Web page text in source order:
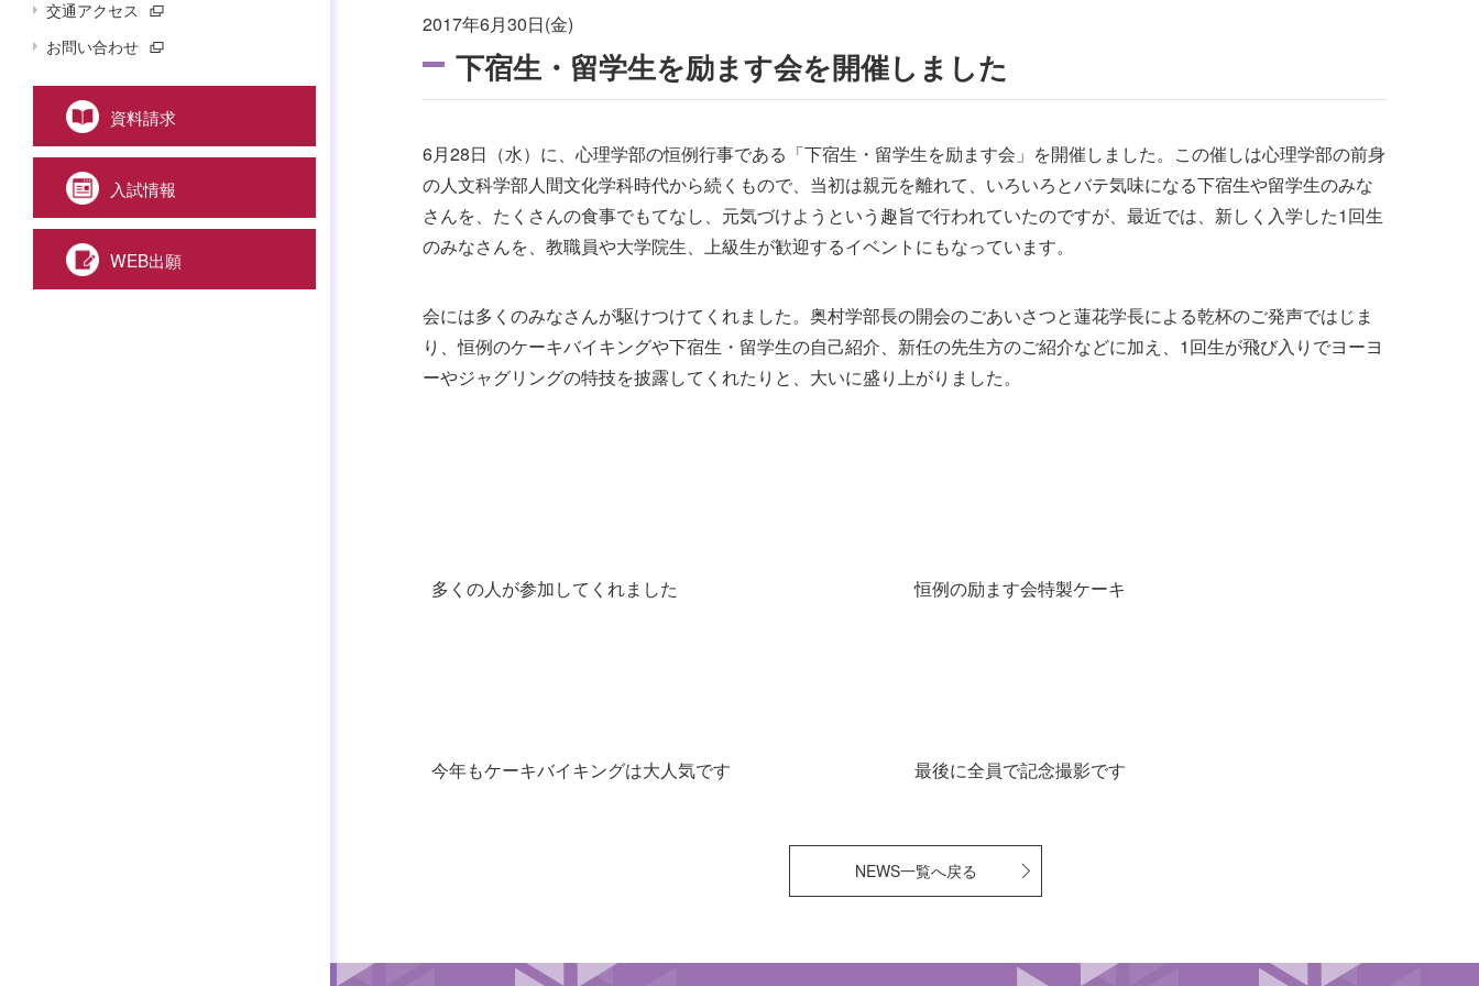
交通アクセス
お問い合わせ
資料請求
入試情報
WEB出願
2017年6月30日(金)
下宿生・留学生を励ます会を開催しました
6月28日（水）に、心理学部の恒例行事である「下宿生・留学生を励ます会」を開催しました。この催しは心理学部の前身
の人文科学部人間文化学科時代から続くもので、当初は親元を離れて、いろいろとバテ気味になる下宿生や留学生のみな
さんを、たくさんの食事でもてなし、元気づけようという趣旨で行われていたのですが、最近では、新しく入学した1回生
のみなさんを、教職員や大学院生、上級生が歓迎するイベントにもなっています。
会には多くのみなさんが駆けつけてくれました。奥村学部長の開会のごあいさつと蓮花学長による乾杯のご発声ではじま
り、恒例のケーキバイキングや下宿生・留学生の自己紹介、新任の先生方のご紹介などに加え、1回生が飛び入りでヨーヨ
ーやジャグリングの特技を披露してくれたりと、大いに盛り上がりました。
多くの人が参加してくれました 恒例の励ます会特製ケーキ
今年もケーキバイキングは大人気です 最後に全員で記念撮影です
NEWS一覧へ戻る